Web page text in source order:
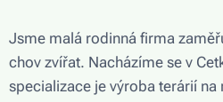
Jsme malá rodinná firma
chov zvířat. Nacházíme se v
specializace je výroba terárií